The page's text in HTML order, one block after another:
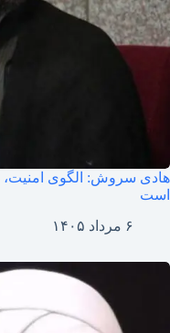
هادی سروش: الگوی
است
۶ مرداد ۱۴۰۵